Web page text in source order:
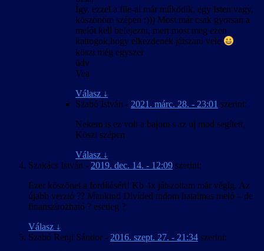
Így, ezzel a file-al már működik, egy Isten vagy,
köszönöm szépen :))) Most már csak gyorsan a
melót kell befejezni, mert most meg ezen
kattogok,hogy elkezdenék játszani vele
köszi még egyszer
üdv
Vea
Válasz ↓
Szabó István - 2021. márc. 28. - 23:01 szerint:
Nekem is ez volt a bajom s az uj mod segített,
Köszi szépen
Válasz ↓
Szakács István - 2019. dec. 14. - 12:09 szerint:
Ezer köszönet a fordításért! Kb 4x játszottam már végig. Az
újabb verzió ?? Mankind Divíded tudom hatalmas meló – de
finanszírozható ? esetleg ?
Válasz ↓
Szabó Renji Sándor - 2016. szept. 27. - 21:34 szerint: